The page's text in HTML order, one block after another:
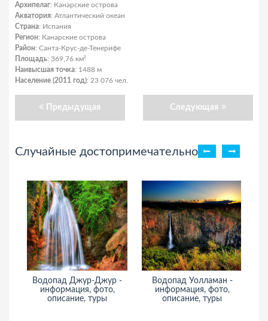
Архипелаг: Канарские острова
Акватория: Атлантический океан
Страна: Испания
Регион: Канарские острова
Район: Санта-Крус-де-Тенерифе
Площадь: 369,76 км²
Наивысшая точка: 1488 м
Население (2011 год): 23 076 чел.
Предыдущая Следующая
Случайные достопримечательности
Водопад Джур-Джур -
информация, фото,
описание, туры
Водопад Уолламан -
информация, фото,
описание, туры